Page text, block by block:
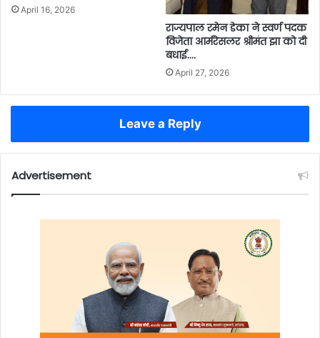
April 16, 2026
राज्यपाल रमेन डेका ने स्वर्ण पदक
विजेता आर्मरेसलर श्रीमंत झा को दी
बधाई….
April 27, 2026
Leave a Reply
Advertisement